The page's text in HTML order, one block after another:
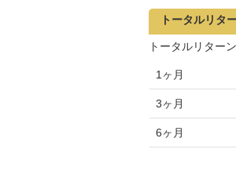
トータルリタ
トータルリターン
1ヶ月
3ヶ月
6ヶ月